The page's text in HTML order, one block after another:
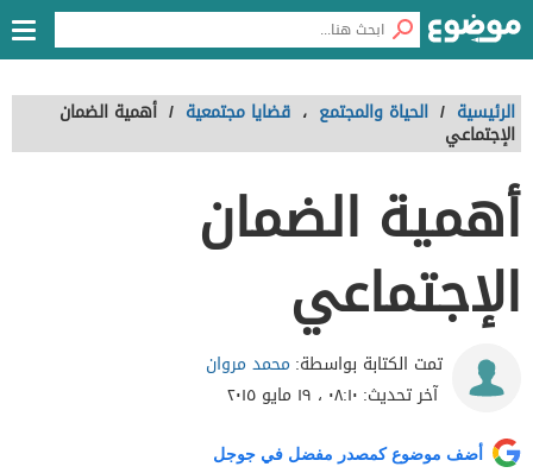
الرئيسية / الحياة والمجتمع ، قضايا مجتمعية / أهمية الضمان
الإجتماعي
أهمية الضمان
الإجتماعي
تمت الكتابة بواسطة: محمد مروان
آخر تحديث: ٠٨:١٠ ، ١٩ مايو ٢٠١٥
أضف موضوع كمصدر مفضل في جوجل